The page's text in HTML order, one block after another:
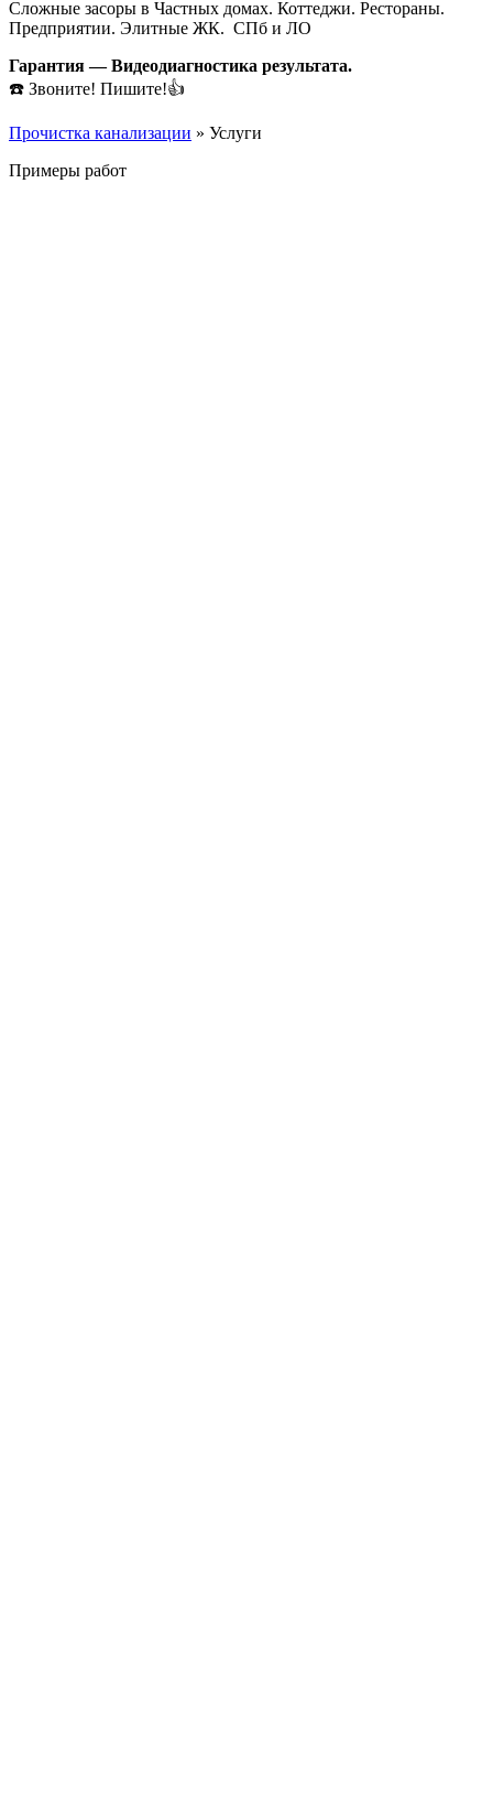
Сложные засоры в Частных домах. Коттеджи. Рестораны.
Предприятии. Элитные ЖК. СПб и ЛО
Гарантия — Видеодиагностика результата.
☎️ Звоните! Пишите!👍
Прочистка канализации » Услуги
Примеры работ